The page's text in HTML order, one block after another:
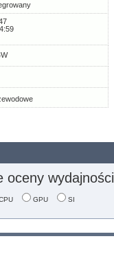
oceny wydajności
GPU SI